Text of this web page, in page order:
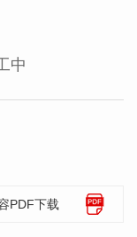
中
PDF下载